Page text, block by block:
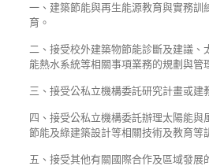
一、建築節能與再生能源教育與實務訓
育。
二、接受校外建築物節能診斷及建議、
能熱水系統等相關事項業務的規劃與管
三、接受公私立機構委託研究計畫或建
四、接受公私立機構委託辦理太陽能與
節能及綠建築設計等相關技術及教育等
五、接受其他有關國際合作及區域發展